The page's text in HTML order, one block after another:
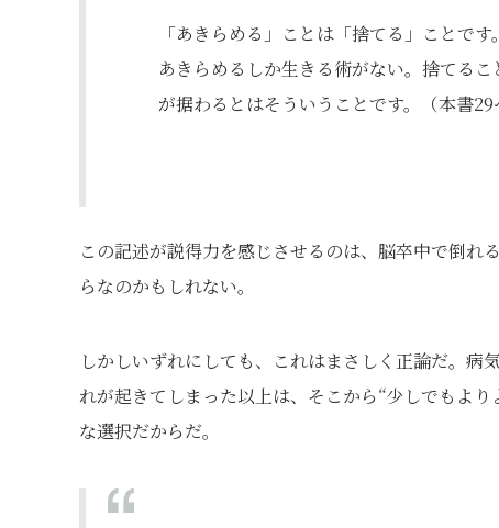
「あきらめる」ことは「捨てる」ことで
あきらめるしか生きる術がない。捨てる
が据わるとはそういうことです。（本書29
この記述が説得力を感じさせるのは、脳卒中で倒れ
らなのかもしれない。
しかしいずれにしても、これはまさしく正論だ。
れが起きてしまった以上は、そこから“少しでもよ
な選択だからだ。